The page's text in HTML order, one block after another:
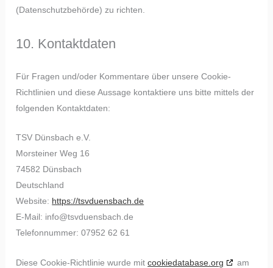
(Datenschutzbehörde) zu richten.
10. Kontaktdaten
Für Fragen und/oder Kommentare über unsere Cookie-
Richtlinien und diese Aussage kontaktiere uns bitte mittels der
folgenden Kontaktdaten:
TSV Dünsbach e.V.
Morsteiner Weg 16
74582 Dünsbach
Deutschland
Website: https://tsvduensbach.de
E-Mail: info@tsvduensbach.de
Telefonnummer: 07952 62 61
Diese Cookie-Richtlinie wurde mitcookiedatabase.org
am